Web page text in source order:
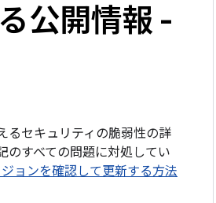
公開情報 -
るセキュリティの脆弱性の詳
すべての問題に対処してい
ョンを確認して更新する方法